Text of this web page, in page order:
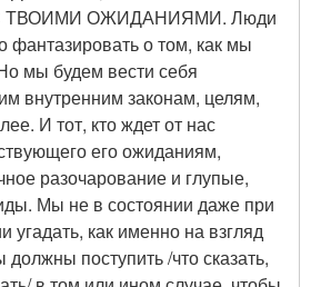
ТВОИМИ ОЖИДАНИЯМИ. Люди
фантазировать о том, как мы
мы будем вести себя
внутренним законам, целям,
И тот, кто ждет от нас
его ожиданиям,
разочарование и глупые,
Мы не в состоянии даже при
как именно на взгляд
должны поступить /что сказать,